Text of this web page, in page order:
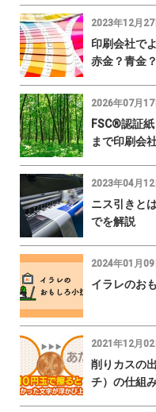
2023年12月27
印刷会社で
赤金？青金？
2026年07月17
FSC®認証
まで印刷会
2023年04月12
ニス引きと
でを解説
2024年01月09
イラレのお
2021年12月02
削りカスの
チ）の仕組